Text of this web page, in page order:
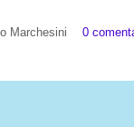
Marchesini 0